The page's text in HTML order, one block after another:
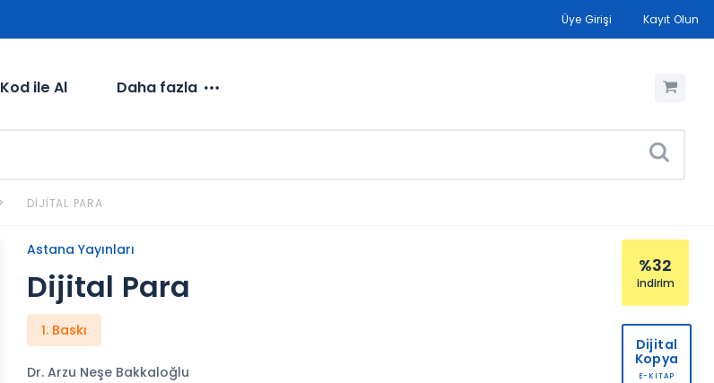
Üye Girişi Kayıt Olun
Kod ile Al Daha fazla
DIJITAL PARA
Astana Yayınları
Dijital Para
1. Baskı
Dr. Arzu Neşe Bakkaloğlu
%32
indirim
Dijital
Kopya
E-KİTAP